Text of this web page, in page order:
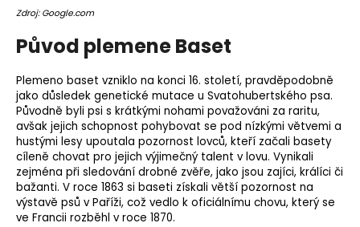
Zdroj: Google.com
Původ plemene Baset
Plemeno baset vzniklo na konci 16. století, pravděpodobně
jako důsledek genetické mutace u Svatohubertského psa.
Původně byli psi s krátkými nohami považováni za raritu,
avšak jejich schopnost pohybovat se pod nízkými větvemi a
hustými lesy upoutala pozornost lovců, kteří začali basety
cíleně chovat pro jejich výjimečný talent v lovu. Vynikali
zejména při sledování drobné zvěře, jako jsou zajíci, králíci či
bažanti. V roce 1863 si baseti získali větší pozornost na
výstavě psů v Paříži, což vedlo k oficiálnímu chovu, který se
ve Francii rozběhl v roce 1870.
o
r
u
u
j
e
m
e